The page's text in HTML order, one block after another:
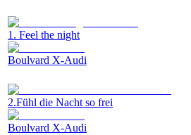
1. Feel the night
Boulvard X-Audi
2.Fühl die Nacht so frei
Boulvard X-Audi